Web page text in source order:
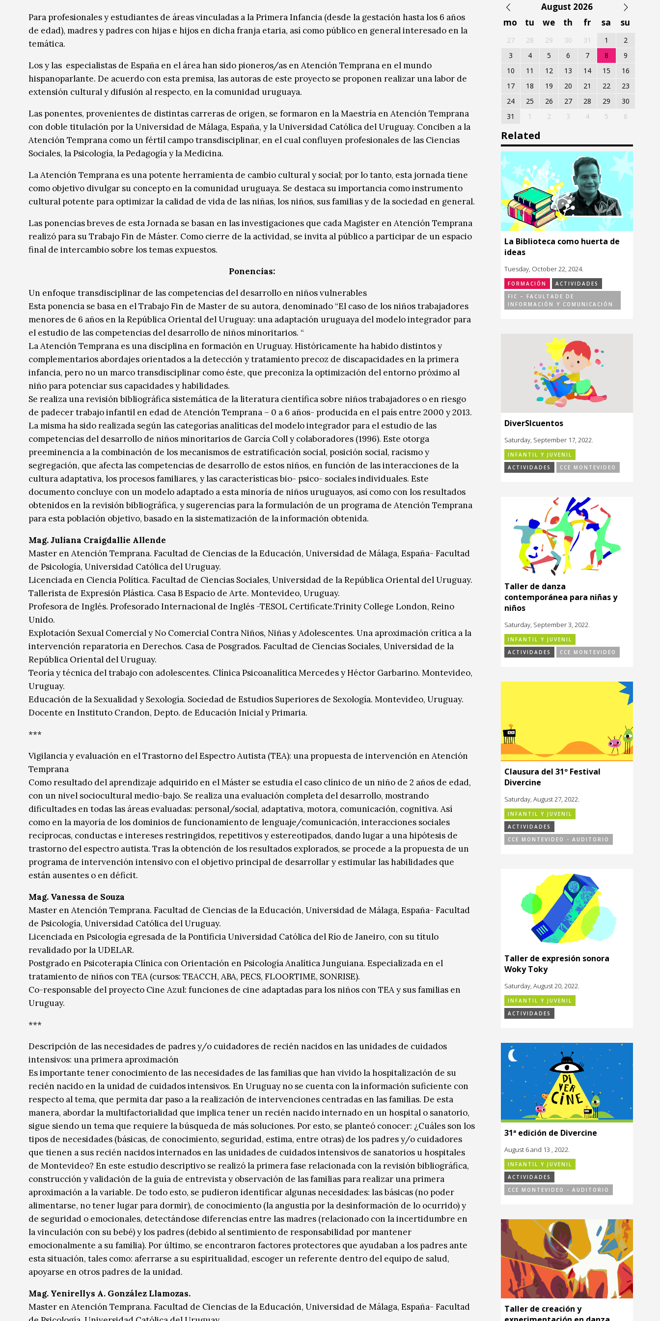
Música
Música
Sin categoríaSin categoría
Para profesionales y estudiantes de áreas vinculadas a la Primera Infancia (desde la gestación hasta los 6 años
de edad), madres y padres con hijas e hijos en dicha franja etaria, así como público en general interesado en la
temática.
Los y las especialistas de España en el área han sido pioneros/as en Atención Temprana en el mundo
hispanoparlante. De acuerdo con esta premisa, las autoras de este proyecto se proponen realizar una labor de
extensión cultural y difusión al respecto, en la comunidad uruguaya.
Las ponentes, provenientes de distintas carreras de origen, se formaron en la Maestría en Atención Temprana
con doble titulación por la Universidad de Málaga, España, y la Universidad Católica del Uruguay. Conciben a la
Atención Temprana como un fértil campo transdisciplinar, en el cual confluyen profesionales de las Ciencias
Sociales, la Psicología, la Pedagogía y la Medicina.
La Atención Temprana es una potente herramienta de cambio cultural y social; por lo tanto, esta jornada tiene
como objetivo divulgar su concepto en la comunidad uruguaya. Se destaca su importancia como instrumento
cultural potente para optimizar la calidad de vida de las niñas, los niños, sus familias y de la sociedad en general.
Las ponencias breves de esta Jornada se basan en las investigaciones que cada Magister en Atención Temprana
realizó para su Trabajo Fin de Máster. Como cierre de la actividad, se invita al público a participar de un espacio
final de intercambio sobre los temas expuestos.
Ponencias:
Un enfoque transdisciplinar de las competencias del desarrollo en niños vulnerables
Esta ponencia se basa en el Trabajo Fin de Master de su autora, denominado “El caso de los niños trabajadores
menores de 6 años en la República Oriental del Uruguay: una adaptación uruguaya del modelo integrador para
el estudio de las competencias del desarrollo de niños minoritarios. “
La Atención Temprana es una disciplina en formación en Uruguay. Históricamente ha habido distintos y
complementarios abordajes orientados a la detección y tratamiento precoz de discapacidades en la primera
infancia, pero no un marco transdisciplinar como éste, que preconiza la optimización del entorno próximo al
niño para potenciar sus capacidades y habilidades.
Se realiza una revisión bibliográfica sistemática de la literatura científica sobre niños trabajadores o en riesgo
de padecer trabajo infantil en edad de Atención Temprana – 0 a 6 años- producida en el país entre 2000 y 2013.
La misma ha sido realizada según las categorías analíticas del modelo integrador para el estudio de las
competencias del desarrollo de niños minoritarios de García Coll y colaboradores (1996). Este otorga
preeminencia a la combinación de los mecanismos de estratificación social, posición social, racismo y
segregación, que afecta las competencias de desarrollo de estos niños, en función de las interacciones de la
cultura adaptativa, los procesos familiares, y las características bio- psico- sociales individuales. Este
documento concluye con un modelo adaptado a esta minoría de niños uruguayos, así como con los resultados
obtenidos en la revisión bibliográfica, y sugerencias para la formulación de un programa de Atención Temprana
para esta población objetivo, basado en la sistematización de la información obtenida.
Mag. Juliana Craigdallie Allende
Master en Atención Temprana. Facultad de Ciencias de la Educación, Universidad de Málaga, España- Facultad
de Psicología, Universidad Católica del Uruguay.
Licenciada en Ciencia Política. Facultad de Ciencias Sociales, Universidad de la República Oriental del Uruguay.
Tallerista de Expresión Plástica. Casa B Espacio de Arte. Montevideo, Uruguay.
Profesora de Inglés. Profesorado Internacional de Inglés -TESOL Certificate.Trinity College London, Reino
Unido.
Explotación Sexual Comercial y No Comercial Contra Niños, Niñas y Adolescentes. Una aproximación crítica a la
intervención reparatoria en Derechos. Casa de Posgrados. Facultad de Ciencias Sociales, Universidad de la
República Oriental del Uruguay.
Teoría y técnica del trabajo con adolescentes. Clínica Psicoanalítica Mercedes y Héctor Garbarino. Montevideo,
Uruguay.
Educación de la Sexualidad y Sexología. Sociedad de Estudios Superiores de Sexología. Montevideo, Uruguay.
Docente en Instituto Crandon, Depto. de Educación Inicial y Primaria.
***
Vigilancia y evaluación en el Trastorno del Espectro Autista (TEA): una propuesta de intervención en Atención
Temprana
Como resultado del aprendizaje adquirido en el Máster se estudia el caso clínico de un niño de 2 años de edad,
con un nivel sociocultural medio-bajo. Se realiza una evaluación completa del desarrollo, mostrando
dificultades en todas las áreas evaluadas: personal/social, adaptativa, motora, comunicación, cognitiva. Así
como en la mayoría de los dominios de funcionamiento de lenguaje/comunicación, interacciones sociales
recíprocas, conductas e intereses restringidos, repetitivos y estereotipados, dando lugar a una hipótesis de
trastorno del espectro autista. Tras la obtención de los resultados explorados, se procede a la propuesta de un
programa de intervención intensivo con el objetivo principal de desarrollar y estimular las habilidades que
están ausentes o en déficit.
Mag. Vanessa de Souza
Master en Atención Temprana. Facultad de Ciencias de la Educación, Universidad de Málaga, España- Facultad
de Psicología, Universidad Católica del Uruguay.
Licenciada en Psicología egresada de la Pontificia Universidad Católica del Río de Janeiro, con su título
revalidado por la UDELAR.
Postgrado en Psicoterapia Clínica con Orientación en Psicología Analítica Junguiana. Especializada en el
tratamiento de niños con TEA (cursos: TEACCH, ABA, PECS, FLOORTIME, SONRISE).
Co-responsable del proyecto Cine Azul: funciones de cine adaptadas para los niños con TEA y sus familias en
Uruguay.
***
Descripción de las necesidades de padres y/o cuidadores de recién nacidos en las unidades de cuidados
intensivos: una primera aproximación
Es importante tener conocimiento de las necesidades de las familias que han vivido la hospitalización de su
recién nacido en la unidad de cuidados intensivos. En Uruguay no se cuenta con la información suficiente con
respecto al tema, que permita dar paso a la realización de intervenciones centradas en las familias. De esta
manera, abordar la multifactorialidad que implica tener un recién nacido internado en un hospital o sanatorio,
sigue siendo un tema que requiere la búsqueda de más soluciones. Por esto, se planteó conocer: ¿Cuáles son los
tipos de necesidades (básicas, de conocimiento, seguridad, estima, entre otras) de los padres y/o cuidadores
que tienen a sus recién nacidos internados en las unidades de cuidados intensivos de sanatorios u hospitales
de Montevideo? En este estudio descriptivo se realizó la primera fase relacionada con la revisión bibliográfica,
construcción y validación de la guía de entrevista y observación de las familias para realizar una primera
aproximación a la variable. De todo esto, se pudieron identificar algunas necesidades: las básicas (no poder
alimentarse, no tener lugar para dormir), de conocimiento (la angustia por la desinformación de lo ocurrido) y
de seguridad o emocionales, detectándose diferencias entre las madres (relacionado con la incertidumbre en
la vinculación con su bebé) y los padres (debido al sentimiento de responsabilidad por mantener
emocionalmente a su familia). Por último, se encontraron factores protectores que ayudaban a los padres ante
esta situación, tales como: aferrarse a su espiritualidad, escoger un referente dentro del equipo de salud,
apoyarse en otros padres de la unidad.
Mag. Yenirellys A. González Llamozas.
Master en Atención Temprana. Facultad de Ciencias de la Educación, Universidad de Málaga, España- Facultad
August 2026
mo
tu we th fr sa su
27 28 29 30 31 1
2
3
4 5 6 7 8
9
10
11 12 13 14 15
16
17
18 19 20 21 22
23
24
25 26 27 28 29
30
31
1 2 3 4 5 6
Related
La Biblioteca como huerta de
ideas
Tuesday, October 22, 2024.
FORMACIÓN
ACTIVIDADES
FIC – FACULTADE DE
INFORMACIÓN Y COMUNICACIÓN
DiverSIcuentos
Saturday, September 17, 2022.
INFANTIL Y JUVENIL
ACTIVIDADES
CCE MONTEVIDEO
Taller de danza
contemporánea para niñas y
niños
Saturday, September 3, 2022.
INFANTIL Y JUVENIL
ACTIVIDADES
CCE MONTEVIDEO
Clausura del 31º Festival
Divercine
Saturday, August 27, 2022.
INFANTIL Y JUVENIL
ACTIVIDADES
CCE MONTEVIDEO - AUDITORIO
Taller de expresión sonora
Woky Toky
Saturday, August 20, 2022.
INFANTIL Y JUVENIL
ACTIVIDADES
31ª edición de Divercine
August 6 and 13 , 2022.
INFANTIL Y JUVENIL
ACTIVIDADES
CCE MONTEVIDEO - AUDITORIO
Taller de creación y